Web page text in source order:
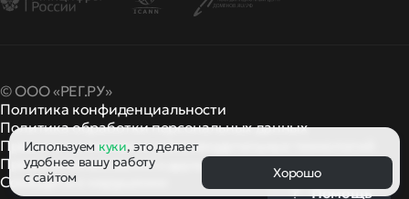
© ООО «РЕГ.РУ»
Политика конфиденциальности
Политика обработки персональных данных
Правила применения рекомендательных технологий
Правила пользованияи другие
правила и политики
Сообщить о нарушении
Используем куки, это делает
удобнее вашу работу
с сайтом
Хорошо
Помощь